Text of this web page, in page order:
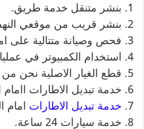
بنشر متنقل خدمة طريق.
بنشر قريب من موقعي
فحص وصيانة متتالية على
استخدام الكمبيوتر في
قطع الغيار الاصلية نحن
خدمة تبديل الاطارات اامام
خدمة تبديل الاطارات امام
خدمة سيارات 24 ساعة.